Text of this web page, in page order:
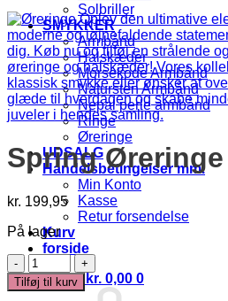
Solbriller
SMYKKER
Armbånd
Halskæder
Morsekode Armbånd
Natursten Armbånd
Nepal perle armbånd
Ringe
Øreringe
UDSALG
Handelsbetingelser mm.
Min Konto
Kasse
Retur forsendelse
Kurv
forside
Kurv / kr. 0,00 0
Spring Øreringe
kr. 199,95
På lager
Spring
Øreringe
antal
Tilføj til kurv